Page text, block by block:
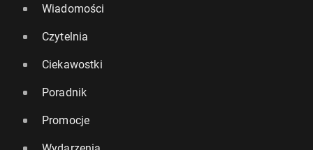
Wiadomości
Czytelnia
Ciekawostki
Poradnik
Promocje